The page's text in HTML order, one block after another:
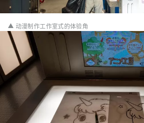
▲ 动漫制作工作室式的体验角